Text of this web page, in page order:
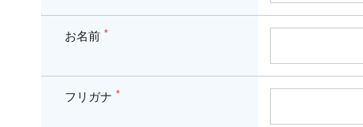
お名前 *
フリガナ *